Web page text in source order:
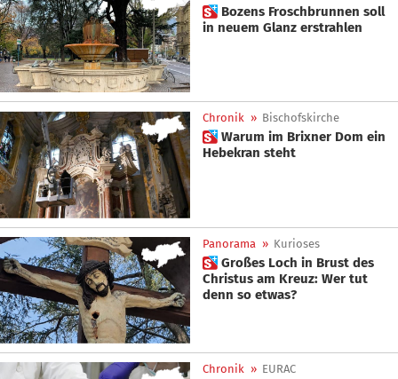
 Bozens Froschbrunnen soll
in neuem Glanz erstrahlen
Chronik » Bischofskirche
 Warum im Brixner Dom ein
Hebekran steht
Panorama » Kurioses
 Großes Loch in Brust des
Christus am Kreuz: Wer tut
denn so etwas?
Chronik » EURAC